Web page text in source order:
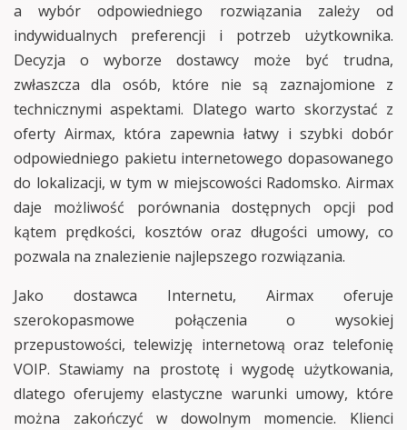
a wybór odpowiedniego rozwiązania zależy od
indywidualnych preferencji i potrzeb użytkownika.
Decyzja o wyborze dostawcy może być trudna,
zwłaszcza dla osób, które nie są zaznajomione z
technicznymi aspektami. Dlatego warto skorzystać z
oferty Airmax, która zapewnia łatwy i szybki dobór
odpowiedniego pakietu internetowego dopasowanego
do lokalizacji, w tym w miejscowości Radomsko. Airmax
daje możliwość porównania dostępnych opcji pod
kątem prędkości, kosztów oraz długości umowy, co
pozwala na znalezienie najlepszego rozwiązania.
Jako dostawca Internetu, Airmax oferuje
szerokopasmowe połączenia o wysokiej
przepustowości, telewizję internetową oraz telefonię
VOIP. Stawiamy na prostotę i wygodę użytkowania,
dlatego oferujemy elastyczne warunki umowy, które
można zakończyć w dowolnym momencie. Klienci